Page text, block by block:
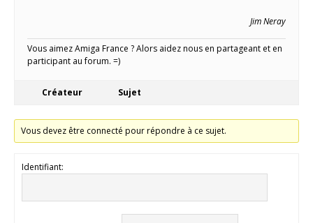
Jim Neray
Vous aimez Amiga France ? Alors aidez nous en partageant et en
participant au forum. =)
Créateur Sujet
Vous devez être connecté pour répondre à ce sujet.
Identifiant: